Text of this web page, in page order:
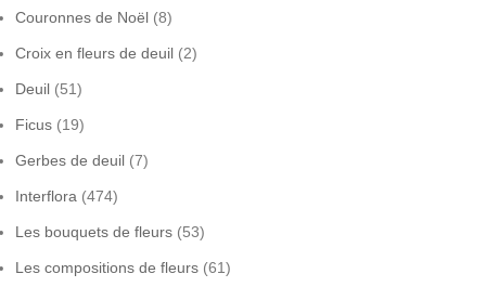
Couronnes de Noël (8)
Croix en fleurs de deuil (2)
Deuil (51)
Ficus (19)
Gerbes de deuil (7)
Interflora (474)
Les bouquets de fleurs (53)
Les compositions de fleurs (61)